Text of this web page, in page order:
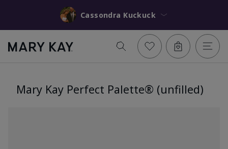
Cassondra Kuckuck
Mary Kay Perfect Palette® (unfilled)